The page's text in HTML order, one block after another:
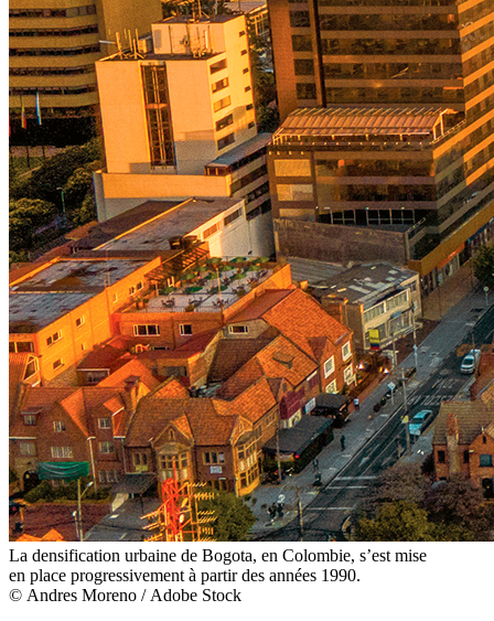
La densification urbaine de Bogota, en Colombie, s’est mise
en place progressivement à partir des années 1990.
© Andres Moreno / Adobe Stock